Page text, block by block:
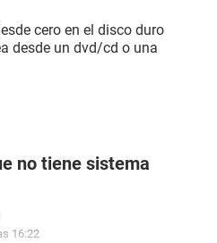
cero en el disco duro
desde un dvd/cd o una
no tiene sistema
16:22